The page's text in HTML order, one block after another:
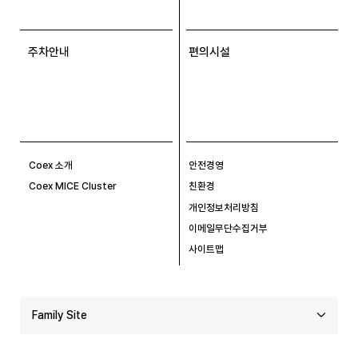
주차안내 편의시설
Coex 소개
Coex MICE Cluster
안전경영
친환경
개인정보처리방침
이메일무단수집거부
사이트맵
Family Site